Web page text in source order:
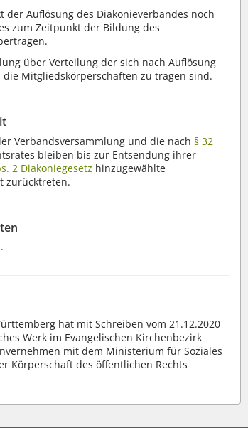
Auflösung des Diakonieverbandes noch
zum Zeitpunkt der Bildung des
über Verteilung der sich nach Auflösung
Mitgliedskörperschaften zu tragen sind.
Verbandsversammlung und die nach § 32
bleiben bis zur Entsendung ihrer
2 Diakoniegesetz hinzugewählte
zurücktreten.
hat mit Schreiben vom 21.12.2020
Werk im Evangelischen Kirchenbezirk
mit dem Ministerium für Soziales
Körperschaft des öffentlichen Rechts